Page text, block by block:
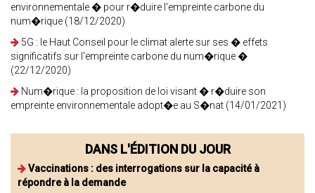
environnementale � pour r�duire l'empreinte carbone du
num�rique (18/12/2020)
5G : le Haut Conseil pour le climat alerte sur ses � effets
significatifs sur l'empreinte carbone du num�rique �
(22/12/2020)
Num�rique : la proposition de loi visant � r�duire son
empreinte environnementale adopt�e au S�nat (14/01/2021)
DANS L'ÉDITION DU JOUR
Vaccinations : des interrogations sur la capacité à
répondre à la demande